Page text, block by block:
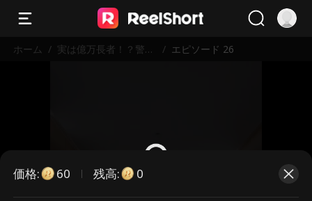
ホーム / 実は億万長者！？警備
/ エピソード 26
価格: 60 残高: 0